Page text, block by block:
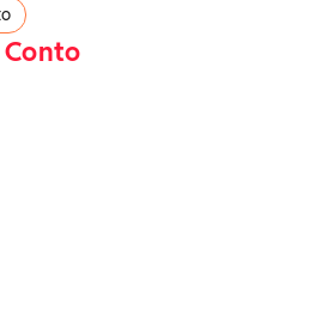
Conto